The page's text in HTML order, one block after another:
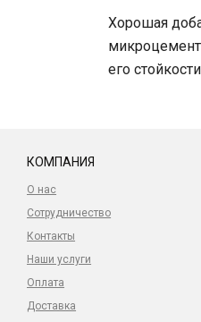
Хорошая
его стойкости
КОМПАНИЯ
О нас
Сотрудничество
Контакты
Наши услуги
Оплата
Доставка